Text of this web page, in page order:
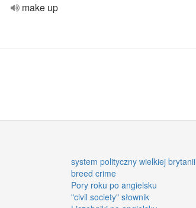
make up
system polityczny wielkiej brytanii
breed crime
Pory roku po angielsku
"civil society" słownik